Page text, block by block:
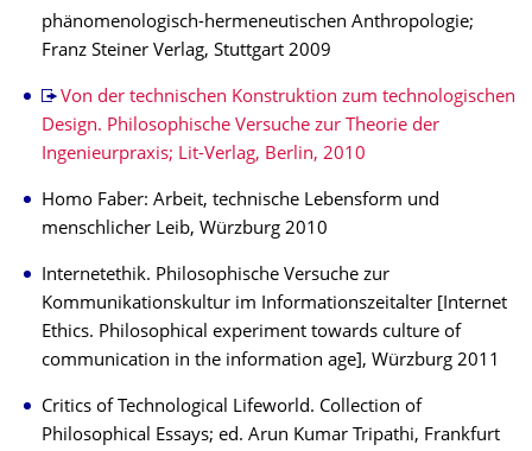
phänomenologisch-hermeneutischen Anthropologie;
Franz Steiner Verlag, Stuttgart 2009
Von der technischen Konstruktion zum technologischen
Design. Philosophische Versuche zur Theorie der
Ingenieurpraxis; Lit-Verlag, Berlin, 2010
Homo Faber: Arbeit, technische Lebensform und
menschlicher Leib, Würzburg 2010
Internetethik. Philosophische Versuche zur
Kommunikationskultur im Informationszeitalter [Internet
Ethics. Philosophical experiment towards culture of
communication in the information age], Würzburg 2011
Critics of Technological Lifeworld. Collection of
Philosophical Essays; ed. Arun Kumar Tripathi, Frankfurt